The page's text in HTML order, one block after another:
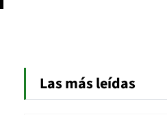
Las más leídas